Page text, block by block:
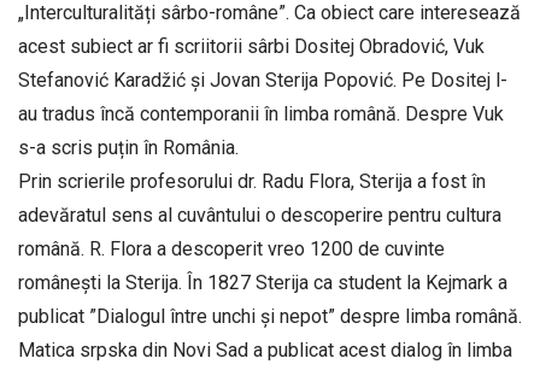
„Interculturalități sârbo-române”. Ca obiect care interesează
acest subiect ar fi scriitorii sârbi Dositej Obradović, Vuk
Stefanović Karadžić și Jovan Sterija Popović. Pe Dositej l-
au tradus încă contemporanii în limba română. Despre Vuk
s-a scris puțin în România.
Prin scrierile profesorului dr. Radu Flora, Sterija a fost în
adevăratul sens al cuvântului o descoperire pentru cultura
română. R. Flora a descoperit vreo 1200 de cuvinte
românești la Sterija. În 1827 Sterija ca student la Kejmark a
publicat ”Dialogul între unchi și nepot” despre limba română.
Matica srpska din Novi Sad a publicat acest dialog în limba